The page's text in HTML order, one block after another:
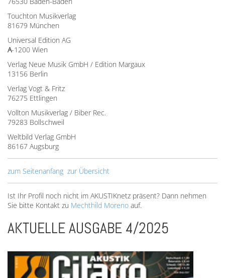
Touchton Musikverlag
81679 München
Universal Edition AG
A-1200 Wien
Verlag Neue Musik GmbH / Edition Margaux
13156 Berlin
Verlag Vogt & Fritz
76275 Ettlingen
Vollton Musikverlag / Biber Rec.
79283 Bollschweil
Weltbild Verlag GmbH
86167 Augsburg
zum Seitenanfang zur Übersicht
Ist Ihr Profil noch nicht im AKUSTIKnetz präsent? Dann nehmen
Sie bitte Kontakt zu Mechthild Moreno auf.
AKTUELLE AUSGABE 4/2025